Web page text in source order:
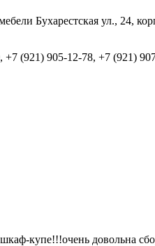
Бухарестская ул., 24,
(921) 905-12-78, +7 (921)
купе!!!очень довольна